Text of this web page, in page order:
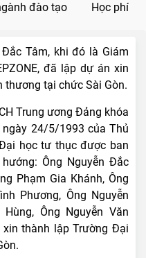
đào tạo Học phí
Đắc Tâm, khi đó là Giám
đã lập dự án xin
tại chức Sài Gòn.
Trung ương Đảng khóa
24/5/1993 của Thủ
học tư thục được ban
Ông Nguyễn Đắc
Phạm Gia Khánh, Ông
Phương, Ông Nguyễn
Ông Nguyễn Văn
thành lập Trường Đại